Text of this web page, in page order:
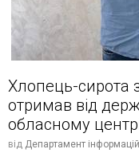
Хлопець-сирота
отримав від
обласному
від Департамент